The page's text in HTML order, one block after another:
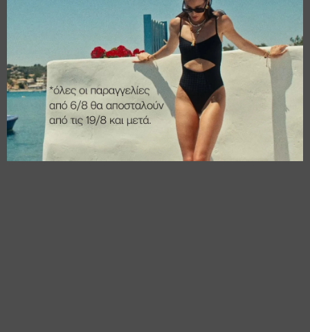
€20,00
16,00
€26,00
€
20,80